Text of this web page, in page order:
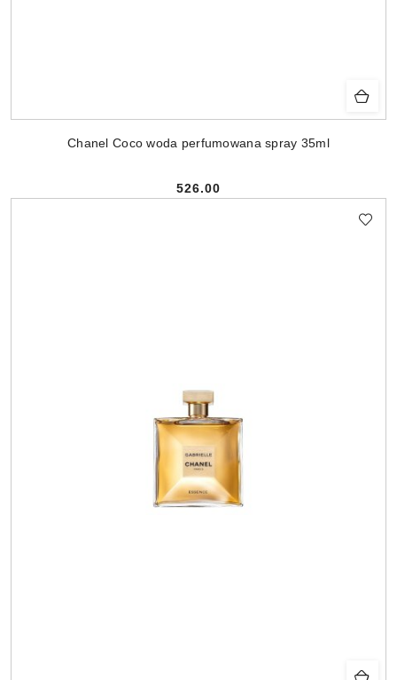
Chanel Coco woda perfumowana spray 35ml
Cena:
526.00